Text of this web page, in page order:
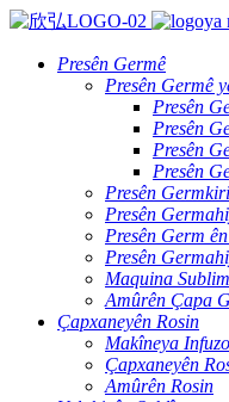
Presên Germê
Presên Germê
Presên
Presên
Presên
Presên
Presên
Presên
Presên Germ
Presên
Maquina
Amûrên Çapa
Çapxaneyên Rosin
Makîneya
Çapxaneyên
Amûrên Rosin